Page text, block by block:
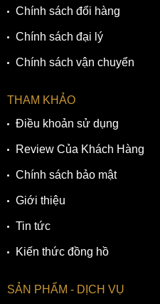
Chính sách đổi hàng
Chính sách đại lý
Chính sách vận chuyển
THAM KHẢO
Điều khoản sử dụng
Review Của Khách Hàng
Chính sách bảo mật
Giới thiệu
Tin tức
Kiến thức đồng hồ
SẢN PHẨM - DỊCH VỤ